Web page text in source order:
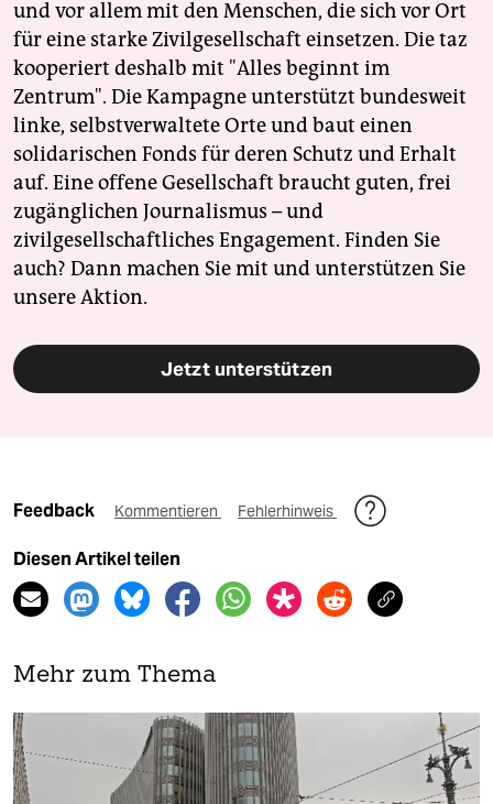
und vor allem mit den Menschen, die sich vor Ort
für eine starke Zivilgesellschaft einsetzen. Die taz
kooperiert deshalb mit "Alles beginnt im
Zentrum". Die Kampagne unterstützt bundesweit
linke, selbstverwaltete Orte und baut einen
solidarischen Fonds für deren Schutz und Erhalt
auf. Eine offene Gesellschaft braucht guten, frei
zugänglichen Journalismus – und
zivilgesellschaftliches Engagement. Finden Sie
auch? Dann machen Sie mit und unterstützen Sie
unsere Aktion.
Jetzt unterstützen
Feedback Kommentieren Fehlerhinweis
Diesen Artikel teilen
Mehr zum Thema